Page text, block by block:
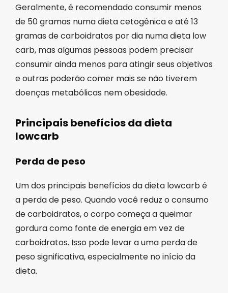
Geralmente, é recomendado consumir menos
de 50 gramas numa dieta cetogênica e até 13
gramas de carboidratos por dia numa dieta low
carb, mas algumas pessoas podem precisar
consumir ainda menos para atingir seus objetivos
e outras poderão comer mais se não tiverem
doenças metabólicas nem obesidade.
Principais benefícios da dieta
lowcarb
Perda de peso
Um dos principais benefícios da dieta lowcarb é
a perda de peso. Quando você reduz o consumo
de carboidratos, o corpo começa a queimar
gordura como fonte de energia em vez de
carboidratos. Isso pode levar a uma perda de
peso significativa, especialmente no início da
dieta.